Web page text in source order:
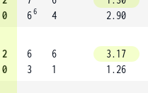
0
66
4
2.90
2
0
6
3
6
1
3.17
1.26